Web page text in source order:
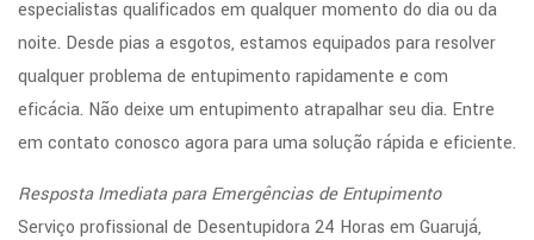
especialistas qualificados em qualquer momento do dia ou da
noite. Desde pias a esgotos, estamos equipados para resolver
qualquer problema de entupimento rapidamente e com
eficácia. Não deixe um entupimento atrapalhar seu dia. Entre
em contato conosco agora para uma solução rápida e eficiente.
Resposta Imediata para Emergências de Entupimento
Serviço profissional de Desentupidora 24 Horas em Guarujá,